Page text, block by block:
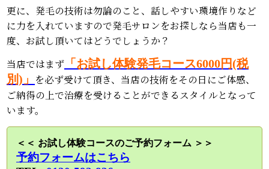
更に、発毛の技術は勿論のこと、話しやすい環境作りなど
に力を入れていますので発毛サロンをお探しなら当店も一
度、お試し頂いてはどうでしょうか？
当店ではまず 「お試し体験発毛コース6000円(税
別)」 を必ず受けて頂き、当店の技術をその日にご体感、
ご納得の上で治療を受けることができるスタイルとなって
います。
＜＜ お試し体験コースのご予約フォーム ＞＞
予約フォームはこちら